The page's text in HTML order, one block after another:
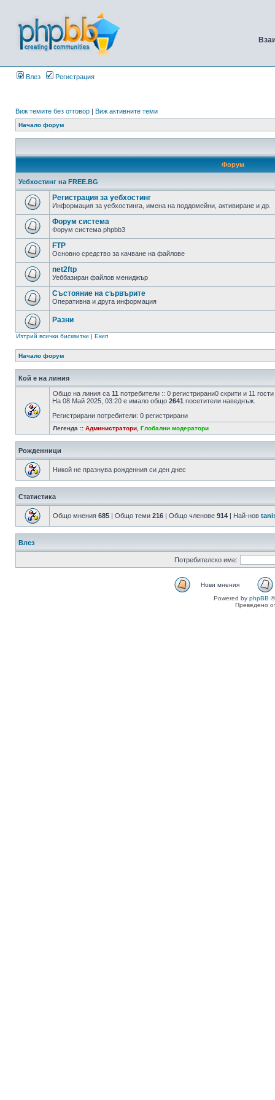
Влез Регистрация
Виж темите без отговор | Виж активните теми
Начало форум
Форум
Уебхостинг на FREE.BG
Регистрация за уебхостинг
Информация за уебхостинга, имена на поддомейни, активиране и др.
Форум система
Форум система phpbb3
FTP
Основно средство за качване на файлове
net2ftp
Уеббазиран файлов мениджър
Състояние на сървърите
Оперативна и друга информация
Разни
Изтрий всички бисквитки | Екип
Начало форум
Кой е на линия
Общо на линия са 11 потребители :: 0 регистрирани0 скрити и 11
На 08 Май 2025, 03:20 е имало общо 2641 посетители наведнъж.
Регистрирани потребители: 0 регистрирани
Легенда :: Администратори Глобални модератори
Рожденници
Никой не празнува рожденния си ден днес
Статистика
Общо мнения 685 | Общо теми 216 | Общо членове 914 | Най-нов
Влез
Потребителско име:
Нови мнения
Powered by phpBB
Преведено